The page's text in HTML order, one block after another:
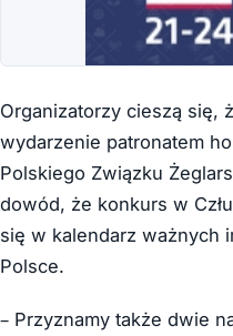
Organizatorzy cieszą się,
wydarzenie patronatem
Polskiego Związku
dowód, że konkurs w
się w kalendarz ważnych
Polsce.
– Przyznamy także dwie